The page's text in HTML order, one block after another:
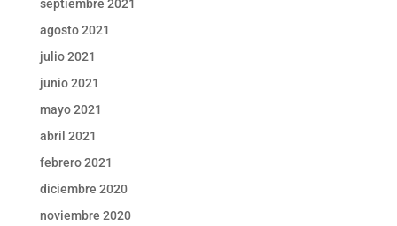
septiembre 2021
agosto 2021
julio 2021
junio 2021
mayo 2021
abril 2021
febrero 2021
diciembre 2020
noviembre 2020